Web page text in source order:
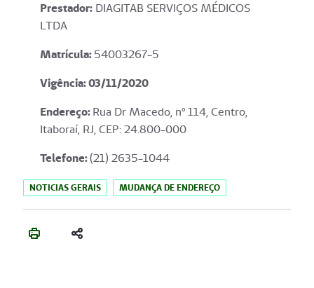
Prestador: DIAGITAB SERVIÇOS MÉDICOS
LTDA
Matrícula:54003267-5
Vigência: 03/11/2020
Endereço:Rua Dr Macedo, nº 114, Centro,
Itaboraí, RJ, CEP: 24.800-000
Telefone:(21) 2635-1044
NOTICIAS GERAIS MUDANÇA DE ENDEREÇO